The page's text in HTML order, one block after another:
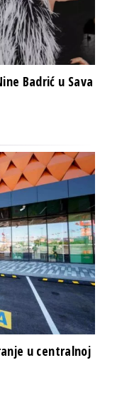
Badrić u Sava
u centralnoj